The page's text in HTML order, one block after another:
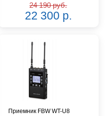
24 190 руб.
22 300 р.
Приемник FBW WT-U8